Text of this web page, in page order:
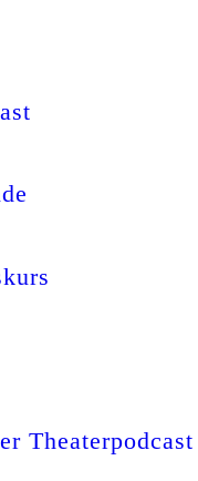
Theaterpodcast